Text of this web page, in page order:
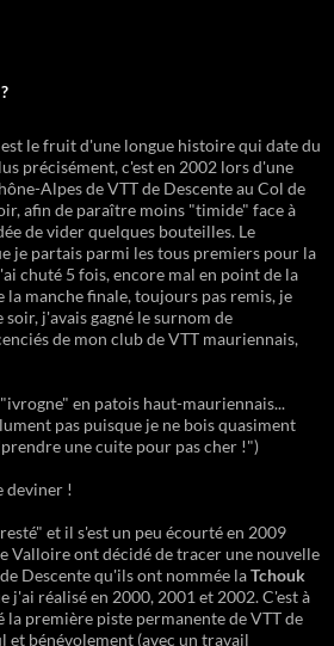
est le fruit d'une longue histoire qui date du
précisément, c'est en 2002 lors d'une
Alpes de VTT de Descente au Col de
afin de paraître moins "timide" face à
de vider quelques bouteilles. Le
je partais parmi les tous premiers pour la
chuté 5 fois, encore mal en point de la
la manche finale, toujours pas remis, je
soir, j'avais gagné le surnom de
de mon club de VTT mauriennais,
en patois haut-mauriennais...
pas puisque je ne bois quasiment
une cuite pour pas cher !")
deviner !
et il s'est un peu écourté en 2009
Valloire ont décidé de tracer une nouvelle
Descente qu'ils ont nommée laTchouk
j'ai réalisé en 2000, 2001 et 2002. C'est à
la première piste permanente de VTT de
et bénévolement (avec un travail